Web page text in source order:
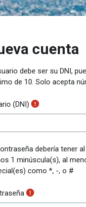
cuenta
debe ser su DNI,
de 10. Solo acepta
(DNI)
debería tener
1 minúscula(s), al
como *, -, o #